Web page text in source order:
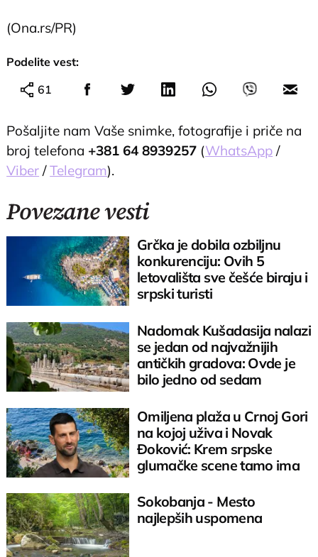
(Ona.rs/PR)
Podelite vest:
61
Pošaljite nam Vaše snimke, fotografije i priče na
broj telefona +381 64 8939257 (WhatsApp /
Viber /Telegram).
Povezane vesti
Grčka je dobila ozbiljnu
konkurenciju: Ovih 5
letovališta sve češće biraju i
srpski turisti
Nadomak Kušadasija nalazi
se jedan od najvažnijih
antičkih gradova: Ovde je
bilo jedno od sedam
Omiljena plaža u Crnoj Gori
na kojoj uživa i Novak
Đoković: Krem srpske
glumačke scene tamo ima
Sokobanja - Mesto
naјlepših uspomena